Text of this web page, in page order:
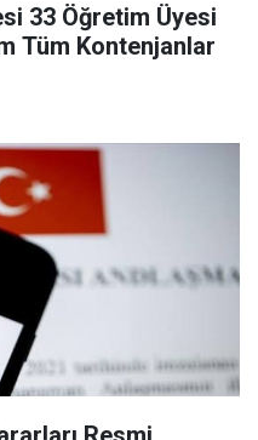
33 Öğretim Üyesi
Tüm Kontenjanlar